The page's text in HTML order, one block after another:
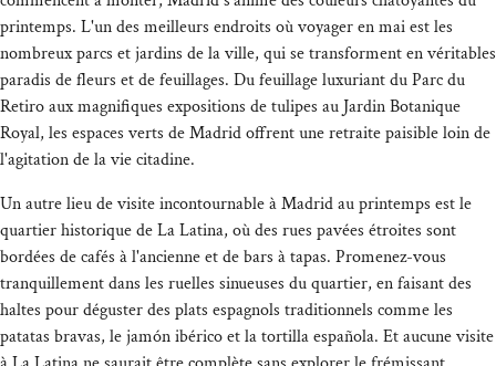
printemps. L'un des meilleurs endroits où voyager en mai est les
nombreux parcs et jardins de la ville, qui se transforment en véritables
paradis de fleurs et de feuillages. Du feuillage luxuriant du Parc du
Retiro aux magnifiques expositions de tulipes au Jardin Botanique
Royal, les espaces verts de Madrid offrent une retraite paisible loin de
l'agitation de la vie citadine.
Un autre lieu de visite incontournable à Madrid au printemps est le
quartier historique de La Latina, où des rues pavées étroites sont
bordées de cafés à l'ancienne et de bars à tapas. Promenez-vous
tranquillement dans les ruelles sinueuses du quartier, en faisant des
haltes pour déguster des plats espagnols traditionnels comme les
patatas bravas, le jamón ibérico et la tortilla española. Et aucune visite